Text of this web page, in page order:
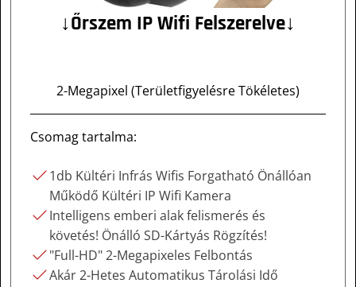
↓Őrszem IP Wifi Felszerelve↓
2-Megapixel (Területfigyelésre Tökéletes)
Csomag tartalma:
1db Kültéri Infrás Wifis Forgatható Önállóan
Működő Kültéri IP Wifi Kamera
Intelligens emberi alak felismerés és
követés! Önálló SD-Kártyás Rögzítés!
"Full-HD" 2-Megapixeles Felbontás
Akár 2-Hetes Automatikus Tárolási Idő